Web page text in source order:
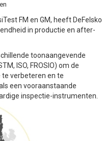
FM en GM, heeft DeFelsko
in productie en after-
toonaangevende
ISO, FROSIO) om de
verbeteren en te
een vooraanstaande
inspectie-instrumenten.